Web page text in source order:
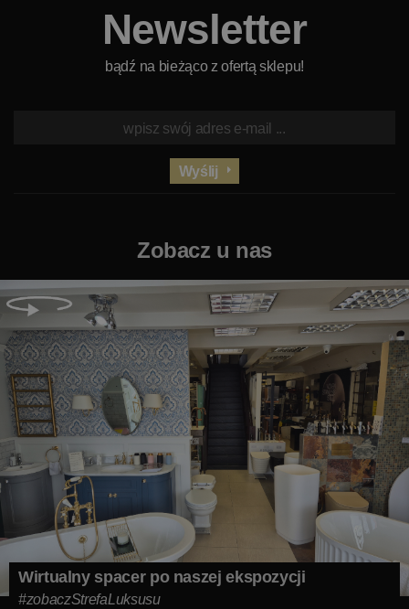
Newsletter
bądź na bieżąco z ofertą sklepu!
Wyślij
Zobacz u nas
Wirtualny spacer po naszej ekspozycji
#zobaczStrefaLuksusu